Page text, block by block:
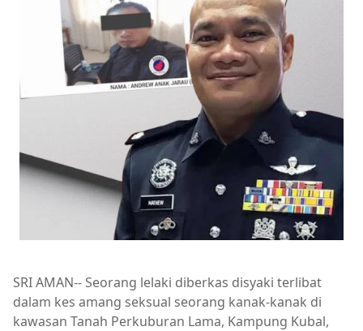
SRI AMAN-- Seorang lelaki diberkas disyaki terlibat
dalam kes amang seksual seorang kanak-kanak di
kawasan Tanah Perkuburan Lama, Kampung Kubal,